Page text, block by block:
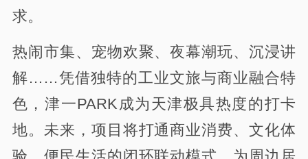
求。
热闹市集、宠物欢聚、夜幕潮玩、沉浸讲
解……凭借独特的工业文旅与商业融合特
色，津一PARK成为天津极具热度的打卡
地。未来，项目将打通商业消费、文化体